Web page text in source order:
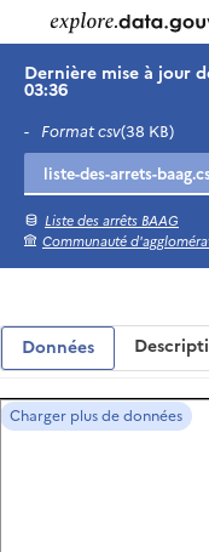
Dernière mise à jour
03:36
- Format csv(38 KB)
Liste des arrêts BAAG
Communauté
Données
Charger plus de données